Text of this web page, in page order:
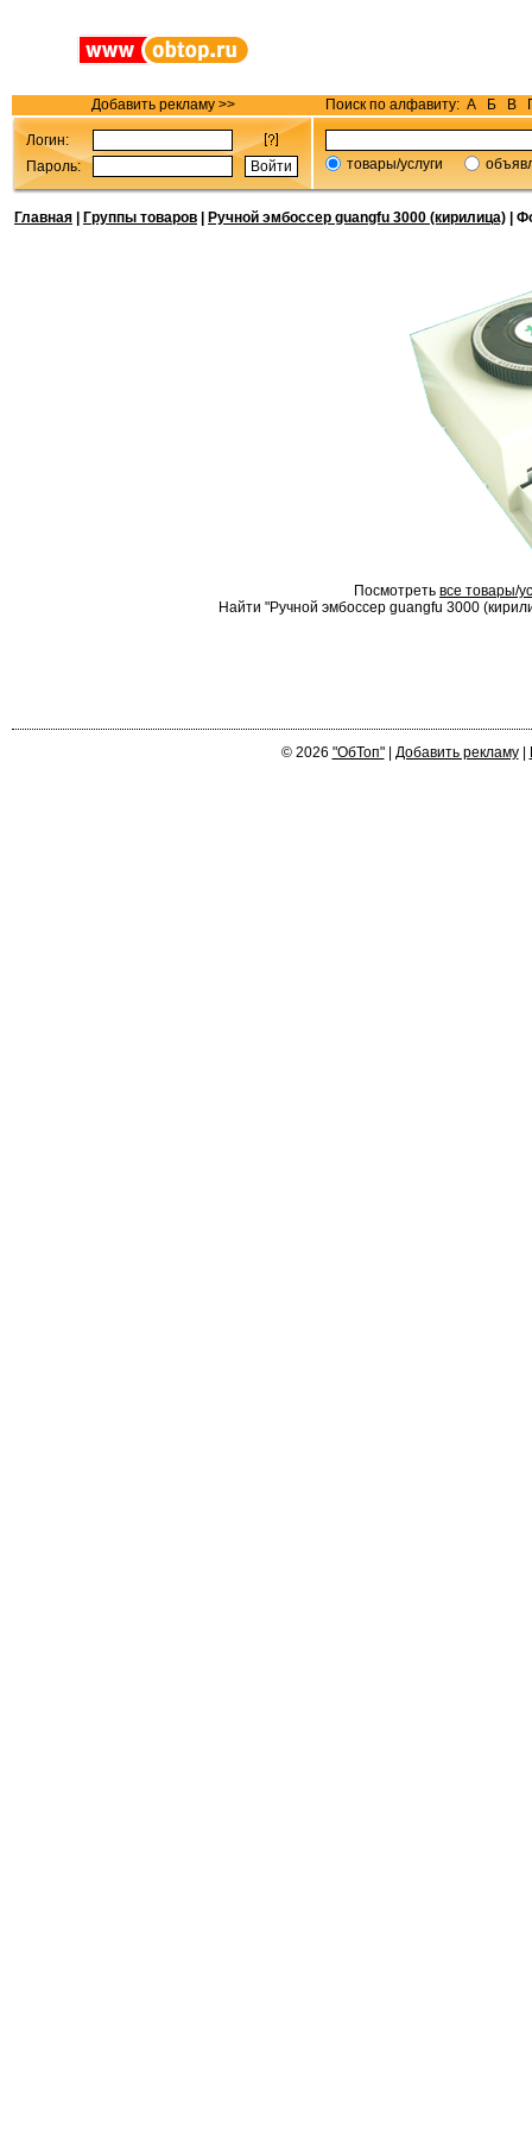
Добавить рекламу >> Поиск по алфавиту: А Б В
Логин:
Пароль:
товары/услуги
Главная Группы товаров Ручной эмбоссер guangfu 3000 (кирилица) |
Посмотреть все товары/
Найти "Ручной эмбоссер guangfu 3000
© 2026 "ОбТоп"| Добавить рекламу|